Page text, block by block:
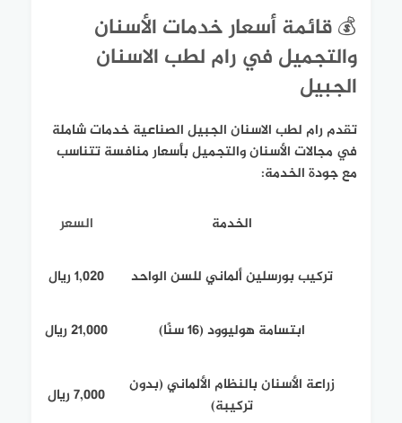
💰 قائمة أسعار خدمات الأسنان
والتجميل في رام لطب الاسنان
الجبيل
تقدم رام لطب الاسنان الجبيل الصناعية خدمات شاملة
في مجالات الأسنان والتجميل بأسعار منافسة تتناسب
مع جودة الخدمة:
الخدمة السعر
تركيب بورسلين ألماني للسن الواحد 1,020 ريال
ابتسامة هوليوود (16 سنًا) 21,000 ريال
زراعة الأسنان بالنظام الألماني (بدون
تركيبة)
7,000 ريال